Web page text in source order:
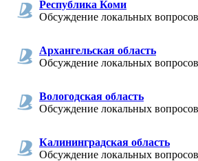
Республика Коми
Обсуждение локальных
Архангельская область
Обсуждение локальных
Вологодская область
Обсуждение локальных
Калининградская область
Обсуждение локальных